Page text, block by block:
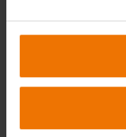
Ansprechpartner
+49 89 126802-40